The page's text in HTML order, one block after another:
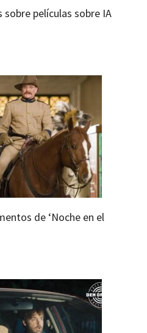
sobre películas sobre IA
de ‘Noche en el